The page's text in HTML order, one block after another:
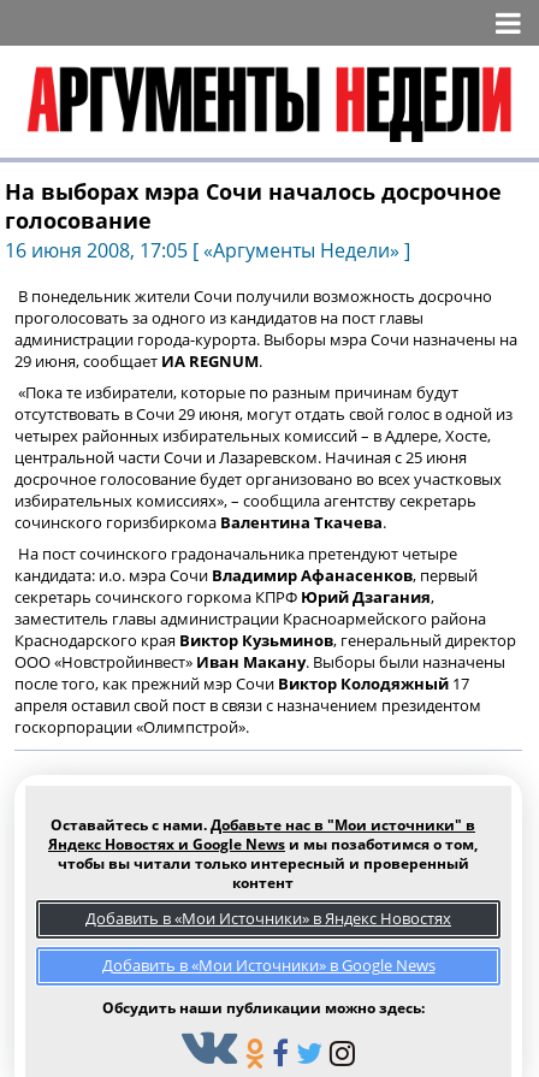
На выборах мэра Сочи началось досрочное
голосование
16 июня 2008, 17:05 [ «Аргументы Недели» ]
В понедельник жители Сочи получили возможность досрочно
проголосовать за одного из кандидатов на пост главы
администрации города-курорта. Выборы мэра Сочи назначены на
29 июня, сообщает ИА REGNUM.
«Пока те избиратели, которые по разным причинам будут
отсутствовать в Сочи 29 июня, могут отдать свой голос в одной из
четырех районных избирательных комиссий – в Адлере, Хосте,
центральной части Сочи и Лазаревском. Начиная с 25 июня
досрочное голосование будет организовано во всех участковых
избирательных комиссиях», – сообщила агентству секретарь
сочинского горизбиркома Валентина Ткачева.
На пост сочинского градоначальника претендуют четыре
кандидата: и.о. мэра Сочи Владимир Афанасенков, первый
секретарь сочинского горкома КПРФ Юрий Дзагания,
заместитель главы администрации Красноармейского района
Краснодарского края Виктор Кузьминов, генеральный директор
ООО «Новстройинвест» Иван Макану. Выборы были назначены
после того, как прежний мэр Сочи Виктор Колодяжный 17
апреля оставил свой пост в связи с назначением президентом
госкорпорации «Олимпстрой».
Оставайтесь с нами.Добавьте нас в "Мои источники" в
Яндекс Новостях и Google News и мы позаботимся о том,
чтобы вы читали только интересный и проверенный
контент
Добавить в «Мои Источники» в Яндекс Новостях
Добавить в «Мои Источники» в Google News
Обсудить наши публикации можно здесь: